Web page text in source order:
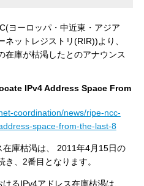
ヨーロッパ・中近東・アジア
ットレジストリ(RIR))より、
在庫が枯渇したとのアナウンス
IPv4 Address Space From
coordination/news/ripe-ncc-
space-from-the-last-8
庫枯渇は、 2011年4月15日の
、2番目となります。
るIPv4アドレス在庫枯渇は、